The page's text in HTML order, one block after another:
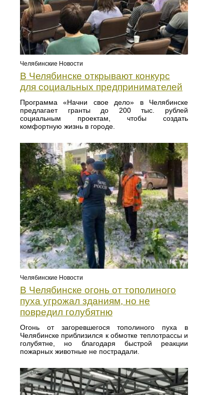
Челябинские Новости
В Челябинске открывают конкурс
для социальных предпринимателей
Программа «Начни свое дело» в Челябинске
предлагает гранты до 200 тыс. рублей
социальным проектам, чтобы создать
комфортную жизнь в городе.
Челябинские Новости
В Челябинске огонь от тополиного
пуха угрожал зданиям, но не
повредил голубятню
Огонь от загоревшегося тополиного пуха в
Челябинске приблизился к обмотке теплотрассы и
голубятне, но благодаря быстрой реакции
пожарных животные не пострадали.